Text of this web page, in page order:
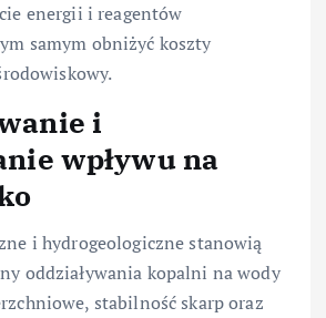
energii i reagentów
samym obniżyć koszty
i
wpływu na
i hydrogeologiczne stanowią
oddziaływania kopalni na wody
stabilność skarp oraz